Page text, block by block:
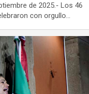
de 2025.- Los 46
con orgullo…